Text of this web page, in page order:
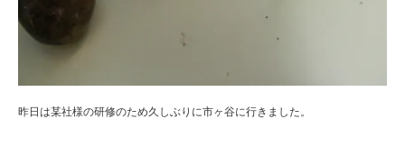
昨日は某社様の研修のため久しぶりに市ヶ谷に行きました。